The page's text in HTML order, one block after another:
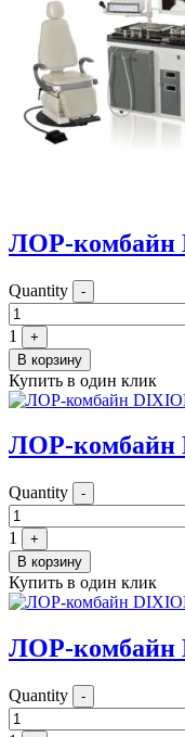
ЛОР-комбайн
Quantity -
1
+
В корзину
Купить в один клик
ЛОР-комбайн
Quantity -
1
+
В корзину
Купить в один клик
ЛОР-комбайн
Quantity -